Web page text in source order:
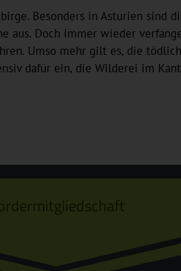
Besonders in Asturien sind
aus. Doch immer wieder
Umso mehr gilt es, die
dafür ein, die Wilderei im